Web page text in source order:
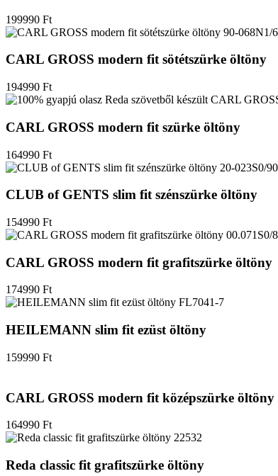
199990 Ft
CARL GROSS modern fit sötétszürke öltöny
194990 Ft
CARL GROSS modern fit szürke öltöny
164990 Ft
CLUB of GENTS slim fit szénszürke öltöny
154990 Ft
CARL GROSS modern fit grafitszürke öltöny
174990 Ft
HEILEMANN slim fit ezüst öltöny
159990 Ft
CARL GROSS modern fit középszürke öltöny
164990 Ft
Reda classic fit grafitszürke öltöny